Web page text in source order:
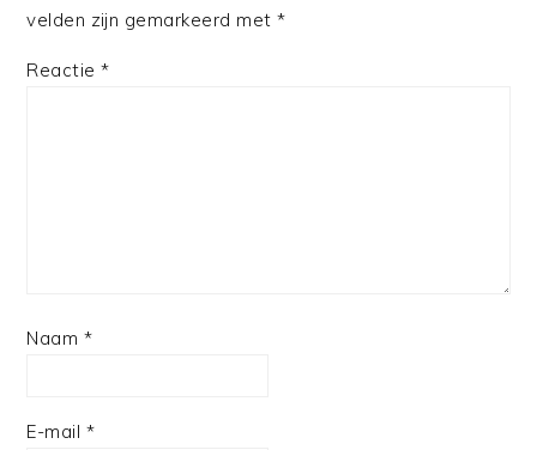
velden zijn gemarkeerd met*
Reactie*
Naam *
E-mail *